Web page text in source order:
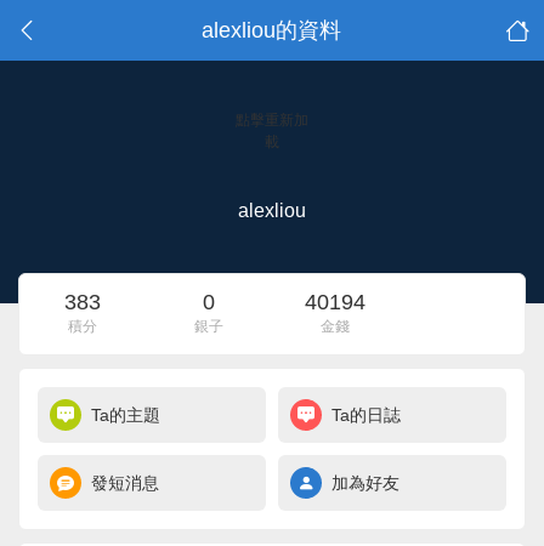
alexliou的資料
點擊重新加
載
alexliou
383
積分
0
銀子
40194
金錢
Ta的主題 Ta的日誌
發短消息 加為好友